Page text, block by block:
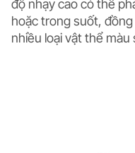
độ nhạy cao có thể
hoặc trong suốt,
nhiều loại vật thể màu